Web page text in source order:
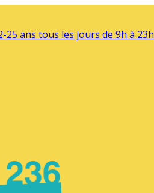
ans tous les jours de 9h à 23h